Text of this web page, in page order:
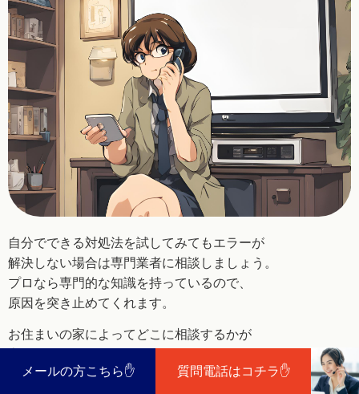
メールの方こちら✋ 質問電話はコチラ✋
自分でできる対処法を試してみてもエラーが
解決しない場合は専門業者に相談しましょう。
プロなら専門的な知識を持っているので、
原因を突き止めてくれます。
お住まいの家によってどこに相談するかが
紹介していきます。